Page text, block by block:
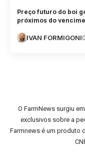
Preço futuro do boi
próximos do
IVAN FORMIGONI
O FarmNews surgiu
exclusivos sobre a
Farmnews é um produto